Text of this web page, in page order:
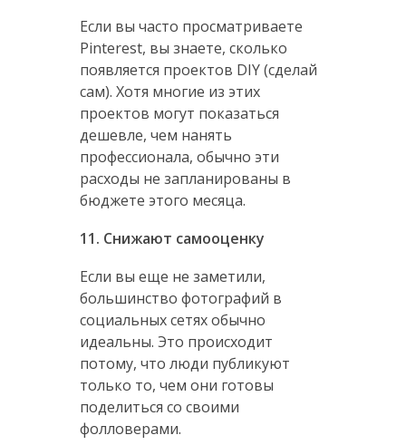
Если вы часто просматриваете
Pinterest, вы знаете, сколько
появляется проектов DIY (сделай
сам). Хотя многие из этих
проектов могут показаться
дешевле, чем нанять
профессионала, обычно эти
расходы не запланированы в
бюджете этого месяца.
11. Снижают самооценку
Если вы еще не заметили,
большинство фотографий в
социальных сетях обычно
идеальны. Это происходит
потому, что люди публикуют
только то, чем они готовы
поделиться со своими
фолловерами.